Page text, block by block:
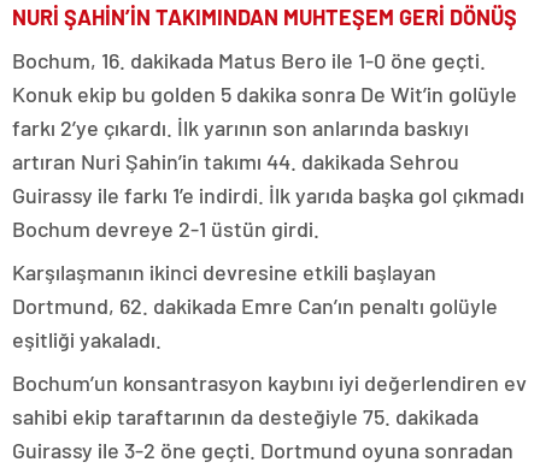
NURİ ŞAHİN’İN TAKIMINDAN MUHTEŞEM GERİ DÖNÜŞ
Bochum, 16. dakikada Matus Bero ile 1-0 öne geçti.
Konuk ekip bu golden 5 dakika sonra De Wit’in golüyle
farkı 2’ye çıkardı. İlk yarının son anlarında baskıyı
artıran Nuri Şahin’in takımı 44. dakikada Sehrou
Guirassy ile farkı 1’e indirdi. İlk yarıda başka gol çıkmadı
Bochum devreye 2-1 üstün girdi.
Karşılaşmanın ikinci devresine etkili başlayan
Dortmund, 62. dakikada Emre Can’ın penaltı golüyle
eşitliği yakaladı.
Bochum’un konsantrasyon kaybını iyi değerlendiren ev
sahibi ekip taraftarının da desteğiyle 75. dakikada
Guirassy ile 3-2 öne geçti. Dortmund oyuna sonradan